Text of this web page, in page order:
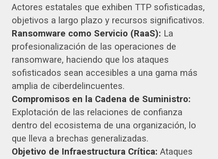
Actores estatales que exhiben TTP sofisticadas,
objetivos a largo plazo y recursos significativos.
Ransomware como Servicio (RaaS): La
profesionalización de las operaciones de
ransomware, haciendo que los ataques
sofisticados sean accesibles a una gama más
amplia de ciberdelincuentes.
Compromisos en la Cadena de Suministro:
Explotación de las relaciones de confianza
dentro del ecosistema de una organización, lo
que lleva a brechas generalizadas.
Objetivo de Infraestructura Crítica: Ataques